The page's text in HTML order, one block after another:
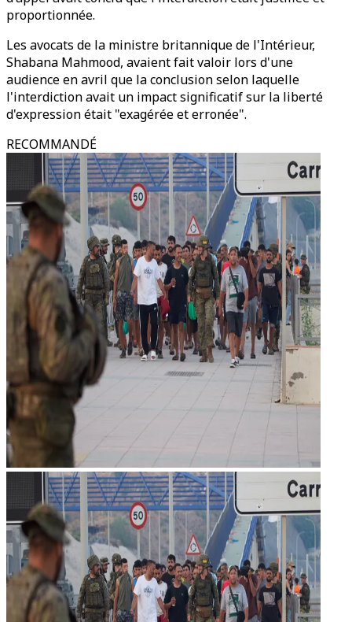
proportionnée.
Les avocats de la ministre britannique de l'Intérieur,
Shabana Mahmood, avaient fait valoir lors d'une
audience en avril que la conclusion selon laquelle
l'interdiction avait un impact significatif sur la liberté
d'expression était "exagérée et erronée".
RECOMMANDÉ